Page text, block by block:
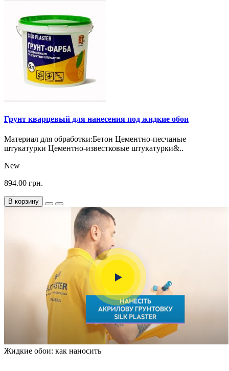
Грунт кварцевый для нанесения под жидкие обои
Материал для обработки:Бетон Цементно-песчаные
штукатурки Цементно-известковые штукатурки&..
New
894.00 грн.
В корзину
Жидкие обои: как наносить